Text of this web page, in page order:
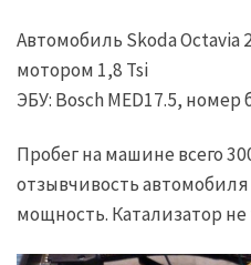
Автомобиль Skoda Octavia
мотором 1,8 Tsi
ЭБУ: Bosch MED17.5, номер
Пробег на машине всего
отзывчивость
мощность. Катализатор не